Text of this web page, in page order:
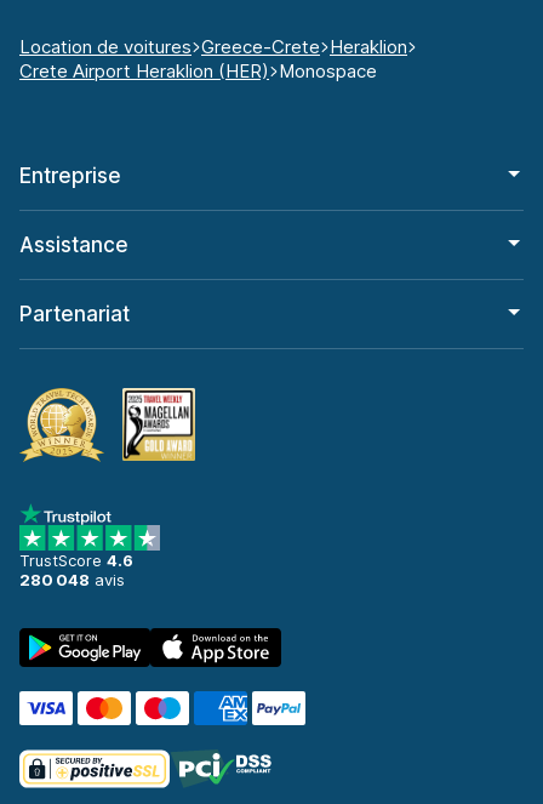
Location de voitures Greece-Crete Heraklion
Crete Airport Heraklion (HER) Monospace
Entreprise
Assistance
Partenariat
TrustScore 4.6
280 048 avis